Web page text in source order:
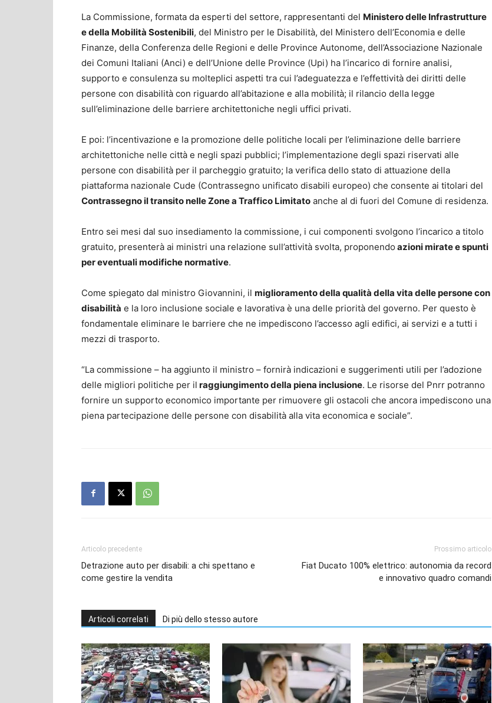
La Commissione, formata da esperti del settore, rappresentanti del Ministero delle Infrastrutture
e della Mobilità Sostenibili, del Ministro per le Disabilità, del Ministero dell’Economia e delle
Finanze, della Conferenza delle Regioni e delle Province Autonome, dell’Associazione Nazionale
dei Comuni Italiani (Anci) e dell’Unione delle Province (Upi) ha l’incarico di fornire analisi,
supporto e consulenza su molteplici aspetti tra cui l’adeguatezza e l’effettività dei diritti delle
persone con disabilità con riguardo all’abitazione e alla mobilità; il rilancio della legge
sull’eliminazione delle barriere architettoniche negli uffici privati.
E poi: l’incentivazione e la promozione delle politiche locali per l’eliminazione delle barriere
architettoniche nelle città e negli spazi pubblici; l’implementazione degli spazi riservati alle
persone con disabilità per il parcheggio gratuito; la verifica dello stato di attuazione della
piattaforma nazionale Cude (Contrassegno unificato disabili europeo) che consente ai titolari del
Contrassegno il transito nelle Zone a Traffico Limitato anche al di fuori del Comune di residenza.
Entro sei mesi dal suo insediamento la commissione, i cui componenti svolgono l’incarico a titolo
gratuito, presenterà ai ministri una relazione sull’attività svolta, proponendo azioni mirate e spunti
per eventuali modifiche normative.
Come spiegato dal ministro Giovannini, il miglioramento della qualità della vita delle persone con
disabilità e la loro inclusione sociale e lavorativa è una delle priorità del governo. Per questo è
fondamentale eliminare le barriere che ne impediscono l’accesso agli edifici, ai servizi e a tutti i
mezzi di trasporto.
“La commissione – ha aggiunto il ministro – fornirà indicazioni e suggerimenti utili per l’adozione
delle migliori politiche per il raggiungimento della piena inclusione. Le risorse del Pnrr potranno
fornire un supporto economico importante per rimuovere gli ostacoli che ancora impediscono una
piena partecipazione delle persone con disabilità alla vita economica e sociale”.
Articolo precedente
Detrazione auto per disabili: a chi spettano e
come gestire la vendita
Prossimo articolo
Fiat Ducato 100% elettrico: autonomia da record
e innovativo quadro comandi
Articoli correlati Di più dello stesso autore